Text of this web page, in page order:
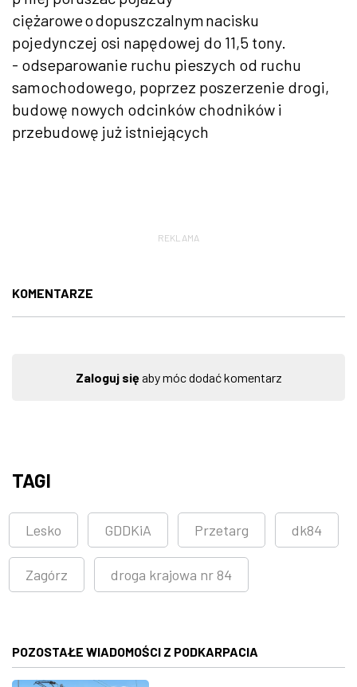
ciężarowe o dopuszczalnym nacisku
pojedynczej osi napędowej do 11,5 tony.
- odseparowanie ruchu pieszych od ruchu
samochodowego, poprzez poszerzenie drogi,
budowę nowych odcinków chodników i
przebudowę już istniejących
REKLAMA
KOMENTARZE
Zaloguj sięaby móc dodać komentarz
TAGI
Lesko GDDKiA Przetarg dk84
Zagórz droga krajowa nr 84
POZOSTAŁE WIADOMOŚCI Z PODKARPACIA